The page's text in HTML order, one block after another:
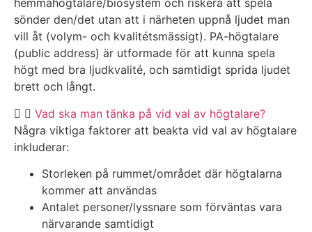
hemmahögtalare/biosystem och riskera att spela
sönder den/det utan att i närheten uppnå ljudet man
vill åt (volym- och kvalitétsmässigt). PA-högtalare
(public address) är utformade för att kunna spela
högt med bra ljudkvalité, och samtidigt sprida ljudet
brett och långt.
Vad ska man tänka på vid val av högtalare?
Några viktiga faktorer att beakta vid val av högtalare
inkluderar:
Storleken på rummet/området där högtalarna
kommer att användas
Antalet personer/lyssnare som förväntas vara
närvarande samtidigt